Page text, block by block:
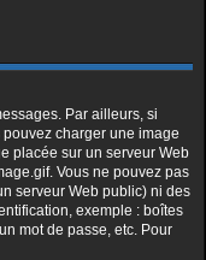
Par ailleurs, si
pouvez charger une image
placée sur un serveur Web
Vous ne pouvez pas
serveur Web public) ni des
exemple : boîtes
mot de passe, etc. Pour